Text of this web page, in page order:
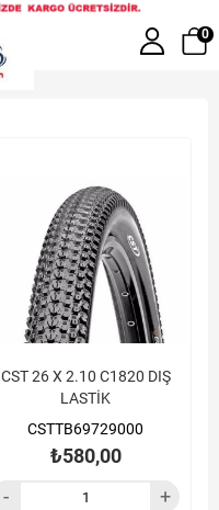
0
CST 26 X 2.10 C1820 DIŞ
LASTİK
CSTTB69729000
₺580,00